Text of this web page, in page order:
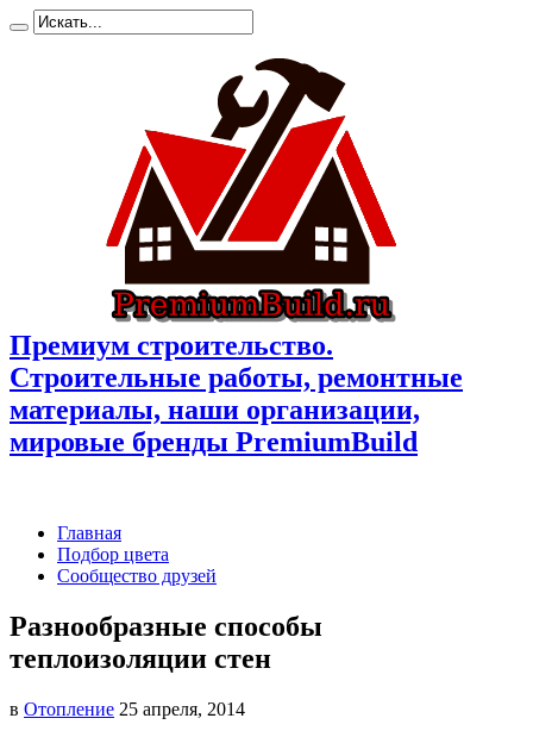
Премиум cтроительство.
Cтроительные работы, ремонтные
материалы, наши организации,
мировые бренды PremiumBuild
Главная
Подбор цвета
Сообщество друзей
Разнообразные способы
теплоизоляции стен
в Отопление 25 апреля, 2014